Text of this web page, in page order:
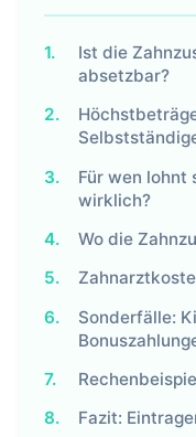
1.
Ist die
absetzbar?
2.
3.
Für wen lohnt
wirklich?
4.
Wo die
5.
6.
Sonderfälle:
7.
8.
Fazit: